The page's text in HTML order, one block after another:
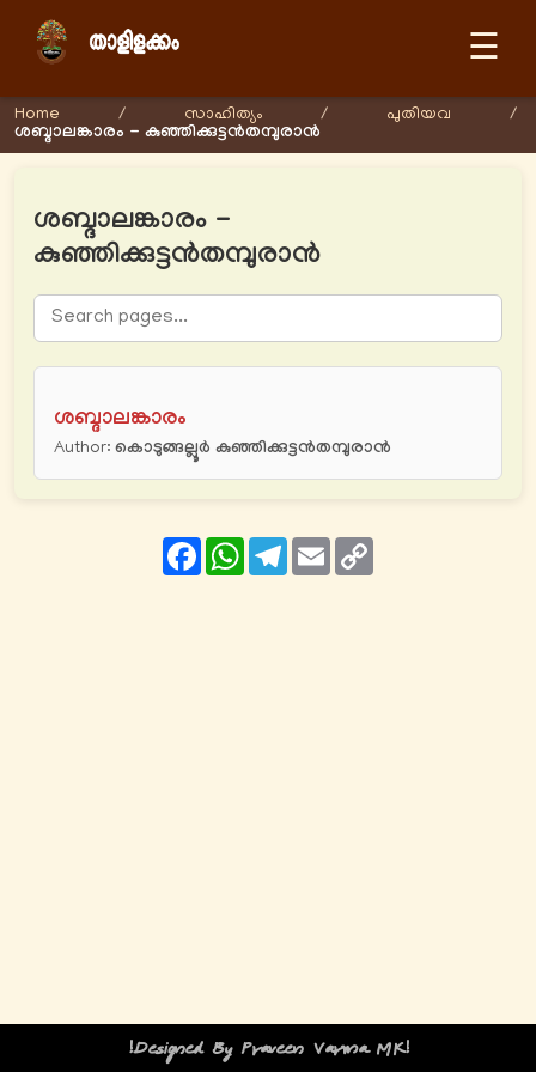
☰
Home / സാഹിത്യം / പുതിയവ /
ശബ്ദാലങ്കാരം - കുഞ്ഞിക്കുട്ടന്‍തമ്പുരാന്‍
ശബ്ദാലങ്കാരം -
കുഞ്ഞിക്കുട്ടന്‍തമ്പുരാന്‍
ശബ്ദാലങ്കാരം
Author: കൊടുങ്ങല്ലൂര്‍ കുഞ്ഞിക്കുട്ടന്‍തമ്പുരാന്‍
FacebookWhatsAppTelegram
Email
!Designed By Praveen Varma MK!